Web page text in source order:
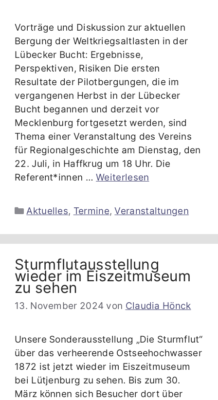
Vorträge und Diskussion zur aktuellen
Bergung der Weltkriegsaltlasten in der
Lübecker Bucht: Ergebnisse,
Perspektiven, Risiken Die ersten
Resultate der Pilotbergungen, die im
vergangenen Herbst in der Lübecker
Bucht begannen und derzeit vor
Mecklenburg fortgesetzt werden, sind
Thema einer Veranstaltung des Vereins
für Regionalgeschichte am Dienstag, den
22. Juli, in Haffkrug um 18 Uhr. Die
Referent*innen …Weiterlesen
Kategorien
Aktuelles, Termine,Veranstaltungen
Sturmflutausstellung
wieder im Eiszeitmuseum
zu sehen
13. November 2024 von Claudia Hönck
Unsere Sonderausstellung „Die Sturmflut“
über das verheerende Ostseehochwasser
1872 ist jetzt wieder im Eiszeitmuseum
bei Lütjenburg zu sehen. Bis zum 30.
März können sich Besucher dort über